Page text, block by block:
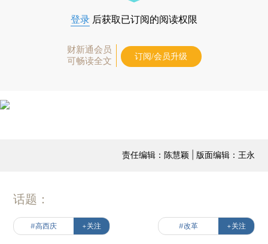
登录 后获取已订阅的阅读权限
财新通会员
可畅读全文
订阅/会员升级
责任编辑：陈慧颖 | 版面编辑：王永
话题：
#高西庆 +关注 #改革 +关注